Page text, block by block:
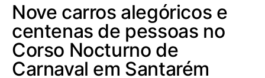
Nove carros alegóricos e
centenas de pessoas no
Corso Nocturno de
Carnaval em Santarém